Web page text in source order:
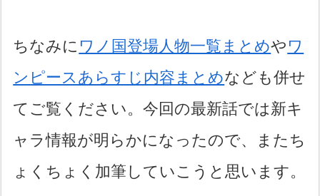
ちなみに ワノ国登場人物一覧まとめや ワ
ンピースあらすじ内容まとめなども併せ
てご覧ください。今回の最新話では新キ
ャラ情報が明らかになったので、またち
ょくちょく加筆していこうと思います。